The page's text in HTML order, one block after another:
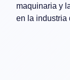
maquinaria y
en la industria